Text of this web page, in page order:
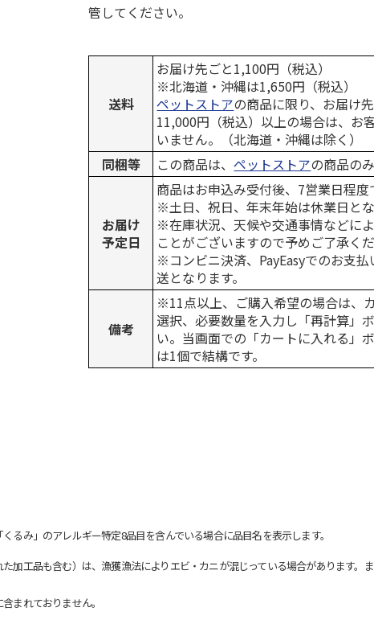
管してください。
送料
お届け先ごと1,100円（税込）
※北海道・沖縄は1,650円（税込）
ペットストアの商品に限り、お届け
11,000円（税込）以上の場合は、お
いません。（北海道・沖縄は除く）
同梱等
この商品は、ペットストアの商品の
お届け
予定日
商品はお申込み受付後、7営業日程度
※土日、祝日、年末年始は休業日とな
※在庫状況、天候や交通事情などに
ことがございますので予めご了承くだ
※コンビニ決済、PayEasyでのお支
送となります。
備考
※11点以上、ご購入希望の場合は、
選択、必要数量を入力し「再計算」
い。当画面での「カートに入れる」
は1個で結構です。
み」のアレルギー特定8品目を含んでいる場合に品目名を表示します。
工品も含む）は、漁獲漁法によりエビ・カニが混じっている場合があります。
まれておりません。